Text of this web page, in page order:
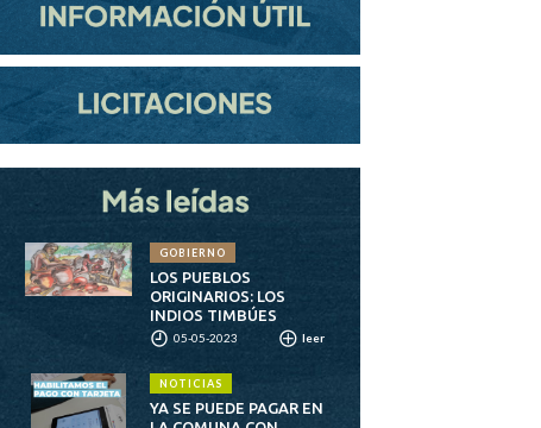
GOBIERNO
LOS PUEBLOS
ORIGINARIOS: LOS
INDIOS TIMBÚES
05-05-2023 leer
NOTICIAS
YA SE PUEDE PAGAR EN